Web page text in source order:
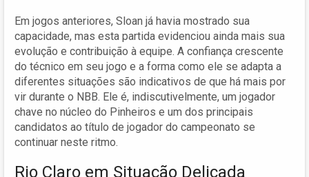
Em jogos anteriores, Sloan já havia mostrado sua
capacidade, mas esta partida evidenciou ainda mais sua
evolução e contribuição à equipe. A confiança crescente
do técnico em seu jogo e a forma como ele se adapta a
diferentes situações são indicativos de que há mais por
vir durante o NBB. Ele é, indiscutivelmente, um jogador
chave no núcleo do Pinheiros e um dos principais
candidatos ao título de jogador do campeonato se
continuar neste ritmo.
Rio Claro em Situação Delicada